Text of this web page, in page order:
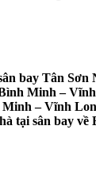
bay Tân
Minh –
– Vĩnh
tại sân bay